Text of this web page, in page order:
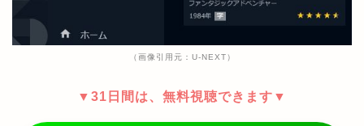
（画像引用元：U-NEXT）
▼31日間は、無料視聴できます▼